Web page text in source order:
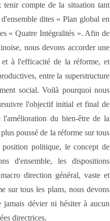
tenir compte de la situation tant
dites « Plan global en
« Quatre Intégralités ». Afin de
nous devons accorder une
et à l'efficacité de la réforme, et
entre la superstructure
social. Voilà pourquoi nous
l'objectif initial et final de
du bien-être de la
poussé de la réforme sur tous
politique, le concept de
d'ensemble, les dispositions
direction général, vaste et
sur tous les plans, nous devons
jamais dévier ni hésiter à aucun
directrices.